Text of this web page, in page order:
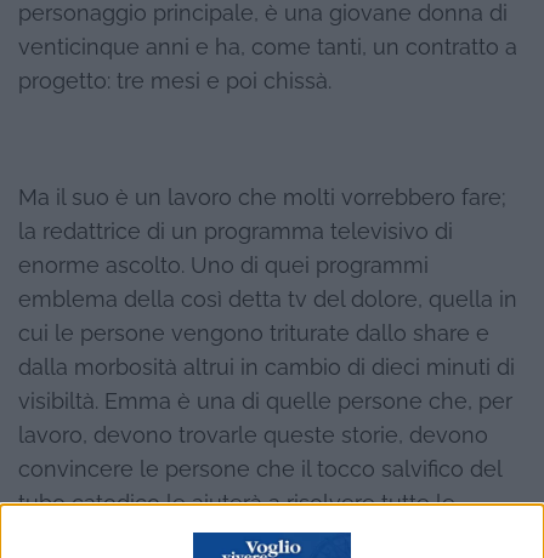
personaggio principale, è una giovane donna di
venticinque anni e ha, come tanti, un contratto a
progetto: tre mesi e poi chissà.
Ma il suo è un lavoro che molti vorrebbero fare;
la redattrice di un programma televisivo di
enorme ascolto. Uno di quei programmi
emblema della così detta tv del dolore, quella in
cui le persone vengono triturate dallo share e
dalla morbosità altrui in cambio di dieci minuti di
visibiltà. Emma è una di quelle persone che, per
lavoro, devono trovarle queste storie, devono
convincere le persone che il tocco salvifico del
tubo catodico le aiuterà a risolvere tutte le
tragedie e i dolori. E ha solo tre mesi di tempo